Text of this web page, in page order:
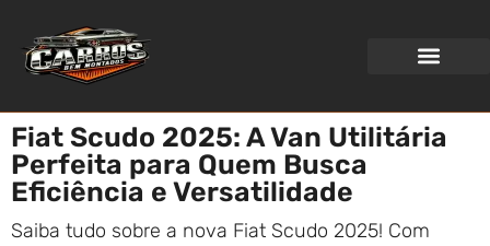
Fiat Scudo 2025: A Van Utilitária
Perfeita para Quem Busca
Eficiência e Versatilidade
Saiba tudo sobre a nova Fiat Scudo 2025! Com